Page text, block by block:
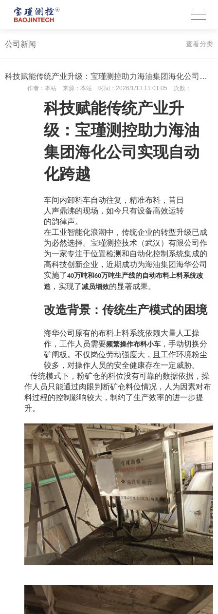
公司新闻 查看分类
科技赋能传统产业升级：宝瑾测控助力海油集团海化公司实现自动化跨越
作者： 本站 来源： 本站 时间： 2026/1/13 11:01:05 次数：
科技赋能传统产业升
级：宝瑾测控助力海油
集团海化公司实现自动
化跨越
车间内卸料车自动往复，精准布料，昔日
人声鼎沸的现场，如今只有设备高效运转
的韵律声。
在工业智能化浪潮中，传统企业的转型升级已成
为必然选择。宝瑾测控技术（武汉）有限公司作
为一家专注于位置检测和自动化控制系统集成的
高科技创新企业，近期成功为海油集团海华公司
实施了40万吨和60万吨生产线的自动布料上料系统改
造 ，实现了减员增效的显著成果。
改造背景：传统生产模式的困境
海华公司原有的布料上料系统依赖大量人工操
作，工作人员需要频繁操作布料小车 ，手动切换分
矿闸板。不仅岗位劳动强度大，且工作环境粉尘
较多，对操作人员的安全健康存在一定威胁。
传统模式下，粉矿仓的料位没有可靠的数据依据，操
作人员只能通过肉眼判断矿仓料位情况，人为因素对布
料过程的控制影响较大，制约了生产效率的进一步提
升。